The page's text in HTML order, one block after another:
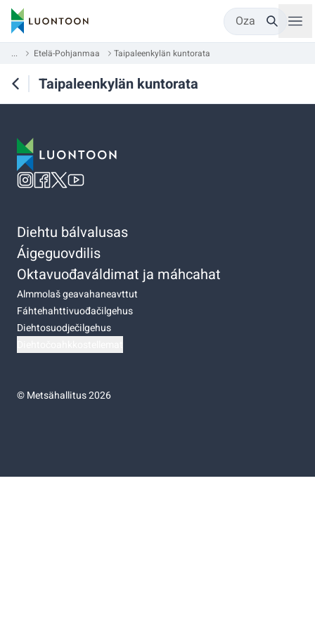
Oza
... Etelä-Pohjanmaa Taipaleenkylän kuntorata
Taipaleenkylän kuntorata
Diehtu bálvalusas
Áigeguovdilis
Oktavuođaváldimat ja máhcahat
Almmolaš geavahaneavttut
Fáhtehahttivuođačilgehus
Diehtosuodječilgehus
©Metsähallitus 2026